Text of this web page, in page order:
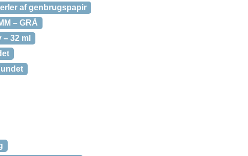
af genbrugspapir
– GRÅ
32 ml